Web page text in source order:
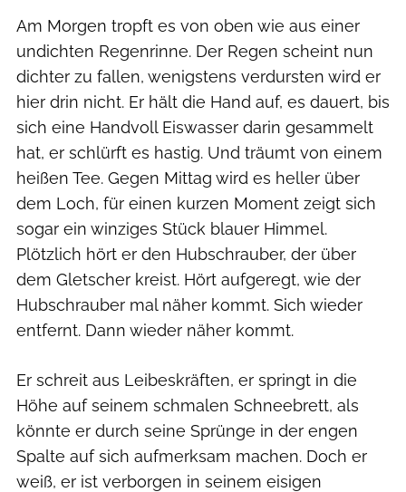
Am Morgen tropft es von oben wie aus einer
undichten Regenrinne. Der Regen scheint nun
dichter zu fallen, wenigstens verdursten wird er
hier drin nicht. Er hält die Hand auf, es dauert, bis
sich eine Handvoll Eiswasser darin gesammelt
hat, er schlürft es hastig. Und träumt von einem
heißen Tee. Gegen Mittag wird es heller über
dem Loch, für einen kurzen Moment zeigt sich
sogar ein winziges Stück blauer Himmel.
Plötzlich hört er den Hubschrauber, der über
dem Gletscher kreist. Hört aufgeregt, wie der
Hubschrauber mal näher kommt. Sich wieder
entfernt. Dann wieder näher kommt.
Er schreit aus Leibeskräften, er springt in die
Höhe auf seinem schmalen Schneebrett, als
könnte er durch seine Sprünge in der engen
Spalte auf sich aufmerksam machen. Doch er
weiß, er ist verborgen in seinem eisigen